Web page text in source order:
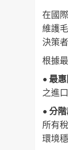
在國
維護
決策
根據
• 最
之進
• 分
所有
環境